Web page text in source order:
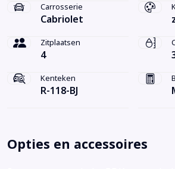
Carrosserie
Cabriolet
Zitplaatsen
4
Kenteken
R-118-BJ
Opties en accessoires